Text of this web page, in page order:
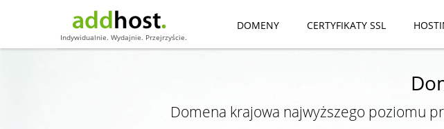
Indywidualnie. Wydajnie. Przejrzyście.
DOMENY CERTYFIKATY SSL
Domena krajowa najwyższego poziomu